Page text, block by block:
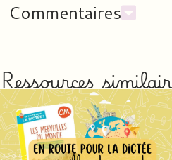
Commentaires
Ressources